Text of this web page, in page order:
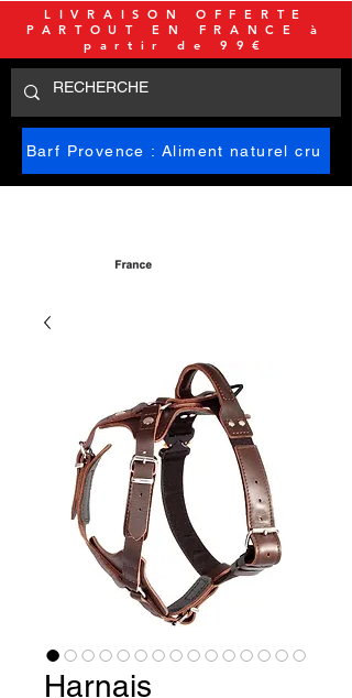
Barf Provence : Aliment naturel cru
LIVRAISON OFFERTE
PARTOUT EN FRANCE à
partir de 99€
Harnais